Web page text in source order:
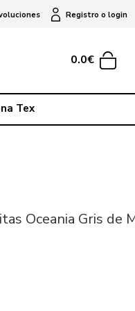
Registro o login
0.0€
Tex
Oceania Gris de